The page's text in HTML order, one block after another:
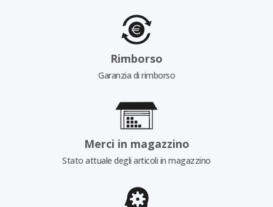
Rimborso
Garanzia di rimborso
Merci in magazzino
Stato attuale degli articoli in magazzino